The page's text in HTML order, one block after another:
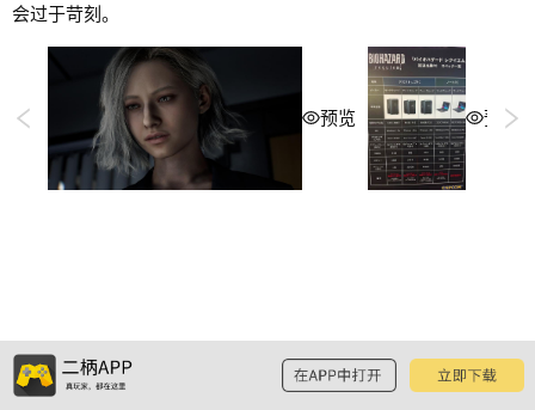
会过于苛刻。
预览 预览